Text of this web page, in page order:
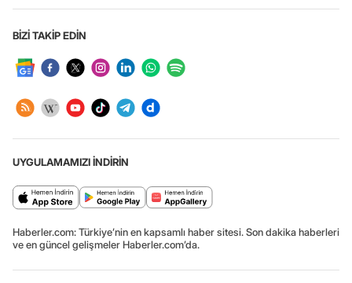
BİZİ TAKİP EDİN
UYGULAMAMIZI İNDİRİN
Haberler.com: Türkiye’nin en kapsamlı haber sitesi. Son dakika haberleri
ve en güncel gelişmeler Haberler.com’da.